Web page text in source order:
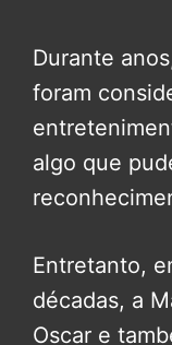
Durante
foram
algo que
Entretanto,
décadas, a
Oscar e